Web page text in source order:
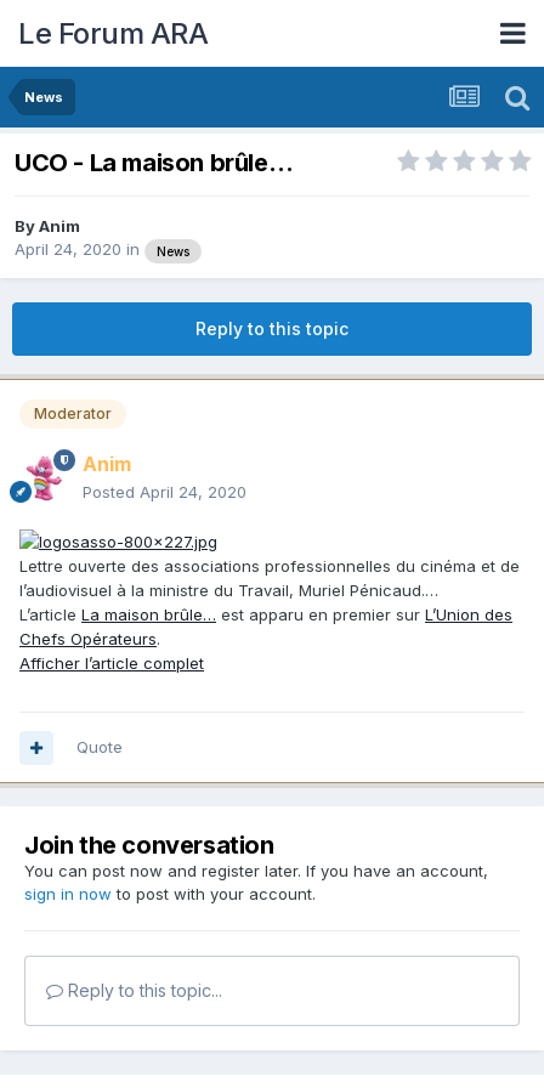
Le Forum ARA
News
UCO - La maison brûle…
ByAnim
April 24, 2020 in News
Reply to this topic
Moderator
Anim
Posted April 24, 2020
Lettre ouverte des associations professionnelles du cinéma et de
l’audiovisuel à la ministre du Travail, Muriel Pénicaud.…
L’article La maison brûle… est apparu en premier sur L’Union des
Chefs Opérateurs.
Afficher l’article complet
Quote
Join the conversation
You can post now and register later. If you have an account,
sign in now to post with your account.
Reply to this topic...